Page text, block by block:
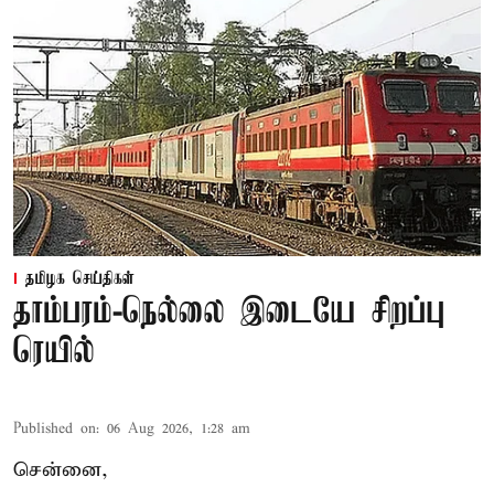
தமிழக செய்திகள்
தாம்பரம்-நெல்லை இடையே சிறப்பு
ரெயில்
Published on: 06 Aug 2026, 1:28 am
சென்னை,